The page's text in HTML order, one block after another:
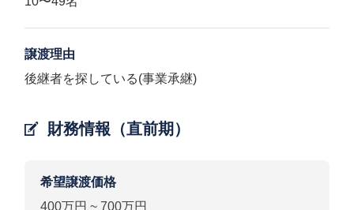
譲渡理由
後継者を探している(事業承継)
財務情報（直前期）
希望譲渡価格
400万円 ~ 700万円